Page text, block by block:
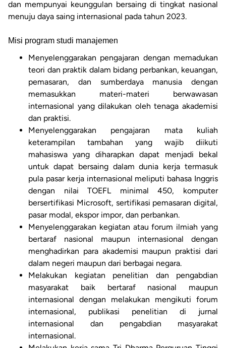
dan mempunyai keunggulan bersaing di tingkat nasional
menuju daya saing internasional pada tahun 2023.
Misi program studi manajemen
Menyelenggarakan pengajaran dengan memadukan
teori dan praktik dalam bidang perbankan, keuangan,
pemasaran, dan sumberdaya manusia dengan
memasukkan materi-materi berwawasan
internasional yang dilakukan oleh tenaga akademisi
dan praktisi.
Menyelenggarakan pengajaran mata kuliah
keterampilan tambahan yang wajib diikuti
mahasiswa yang diharapkan dapat menjadi bekal
untuk dapat bersaing dalam dunia kerja termasuk
pula pasar kerja internasional meliputi bahasa Inggris
dengan nilai TOEFL minimal 450, komputer
bersertifikasi Microsoft, sertifikasi pemasaran digital,
pasar modal, ekspor impor, dan perbankan.
Menyelenggarakan kegiatan atau forum ilmiah yang
bertaraf nasional maupun internasional dengan
menghadirkan para akademisi maupun praktisi dari
dalam negeri maupun dari berbagai negara.
Melakukan kegiatan penelitian dan pengabdian
masyarakat baik bertaraf nasional maupun
internasional dengan melakukan mengikuti forum
internasional, publikasi penelitian di jurnal
internasional dan pengabdian masyarakat
internasional.